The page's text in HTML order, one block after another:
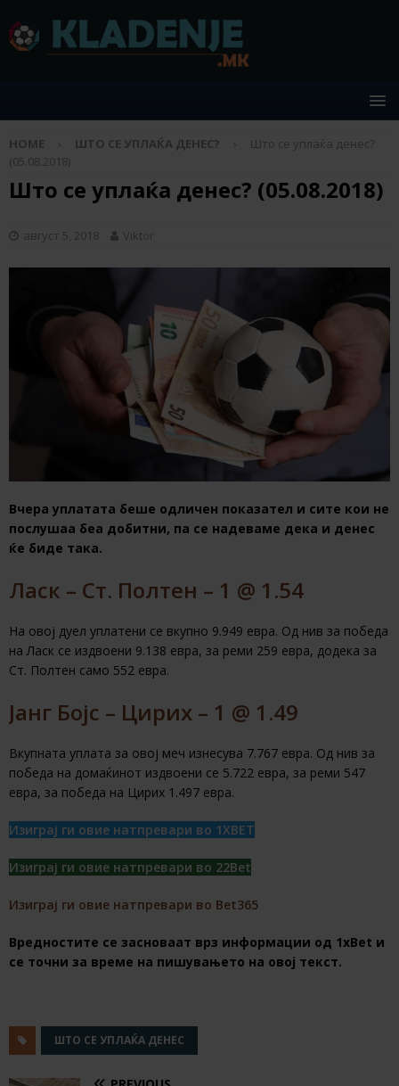
HOME ШТО СЕ УПЛАЌА ДЕНЕС?
Што се уплаќа денес?
(05.08.2018)
Што се уплаќа денес? (05.08.2018)
август 5, 2018 Viktor
Вчера уплатата беше одличен показател и сите кои не
послушаа беа добитни, па се надеваме дека и денес
ќе биде така.
Ласк – Ст. Полтен – 1 @ 1.54
На овој дуел уплатени се вкупно 9.949 евра. Од нив за победа
на Ласк се издвоени 9.138 евра, за реми 259 евра, додека за
Ст. Полтен само 552 евра.
Јанг Бојс – Цирих – 1 @ 1.49
Вкупната уплата за овој меч изнесува 7.767 евра. Од нив за
победа на домаќинот издвоени се 5.722 евра, за реми 547
евра, за победа на Цирих 1.497 евра.
Изиграј ги овие натпревари во 1XBET
Изиграј ги овие натпревари во 22Bet
Изиграј ги овие натпревари во Bet365
Вредностите се засноваат врз информации од 1хBet и
се точни за време на пишувањето на овој текст.
ШТО СЕ УПЛАЌА ДЕНЕС